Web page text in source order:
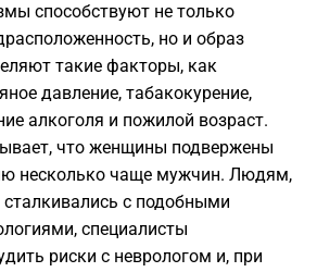
способствуют не только
но и образ
такие факторы, как
давление, табакокурение,
алкоголя и пожилой возраст.
что женщины подвержены
несколько чаще мужчин. Людям,
сталкивались с подобными
специалисты
риски с неврологом и, при